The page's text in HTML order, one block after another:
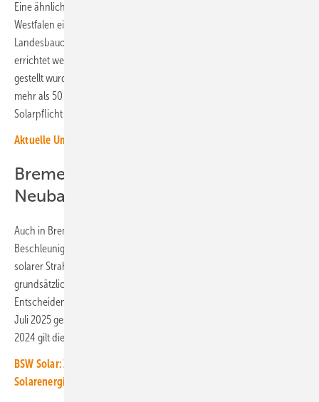
Eine ähnliche Regelung wie Niedersachsen hat auch Nordrhein-
Westfalen eingeführt. Im Paragraf 42a der dortigen
Landesbauordnung ist geregelt, dass eine Solaranlage verpflichtend
errichtet werden muss, wenn der Bauantrag nach dem 1. Januar 2025
gestellt wurde. Voraussetzung ist, dass die Nutzfläche des Gebäudes
mehr als 50 Quadratmeter beträgt. Für das Jahr 2026 ist auch eine
Solarpflicht bei der Sanierung von Gewerbedächern vorgesehen.
Aktuelle Umfrage: Wähler wollen schnelleren Solarausbau
Bremen will Solaranlagen auf allen
Neubauten
Auch in Bremen wird noch in diesem Jahr auf Basis des Gesetzes zur
Beschleunigung des Ausbaus von Anlagen zur Stromerzeugung aus
solarer Strahlungsenergie (Bremisches Solargesetz) eine
grundsätzliche Solarpflicht für alle Neubauten eingeführt.
Entscheidend ist der Eingang des Bauantrags. Wird dieser vor dem 1.
Juli 2025 gestellt, gilt die Solarpflicht weiterhin nicht. Schon seit 1. Juli
2024 gilt die Solarpflicht bei der Dachsanierung.
BSW Solar: Zehn Punkte für den weiteren Ausbau der
Solarenergie